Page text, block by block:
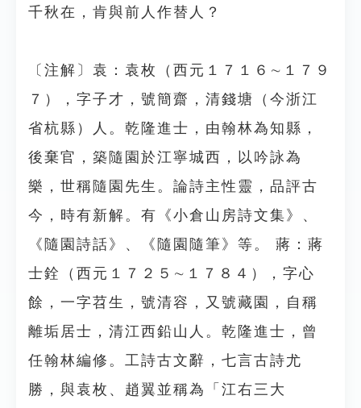
千秋在，肯與前人作替人？
〔注解〕袁：袁枚（西元１７１６∼１７９
７），字子才，號簡齋，清錢塘（今浙江
省杭縣）人。乾隆進士，由翰林為知縣，
後棄官，築隨園於江寧城西，以吟詠為
樂，世稱隨園先生。論詩主性靈，品評古
今，時有新解。有《小倉山房詩文集》、
《隨園詩話》、《隨園隨筆》等。 蔣：蔣
士銓（西元１７２５∼１７８４），字心
餘，一字苕生，號清容，又號藏園，自稱
離垢居士，清江西鉛山人。乾隆進士，曾
任翰林編修。工詩古文辭，七言古詩尤
勝，與袁枚、趙翼並稱為「江右三大